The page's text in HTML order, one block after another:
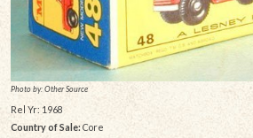
Photo by: Other Source
Rel Yr: 1968
Country of Sale: Core